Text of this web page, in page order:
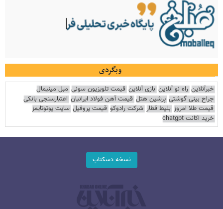
وبگردی
خبرآنلاین راه نو آنلاین بازی آنلاین قیمت تلویزیون سونی مبل مینیمال
جراح بینی گوشتی پرشین هتل قیمت آهن فولاد ایرانیان اعتبارسنجی بانکی
قیمت طلا امروز بلیط قطار شرکت رادوکو قیمت پروفیل سایت یوتوتایمز
خرید اکانت chatgpt
نسخه دسکتاپ